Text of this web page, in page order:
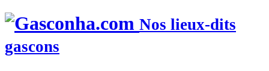
Nos lieux-dits
gascons